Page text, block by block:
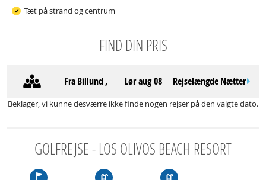
Tæt på strand og centrum
FIND DIN PRIS
FraBillund, lør aug 08 Rejselængde Nætter
Beklager, vi kunne desværre ikke finde nogen rejser på den valgte dato.
GOLFREJSE - LOS OLIVOS BEACH RESORT